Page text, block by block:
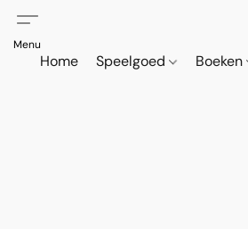
Home Speelgoed Boeken